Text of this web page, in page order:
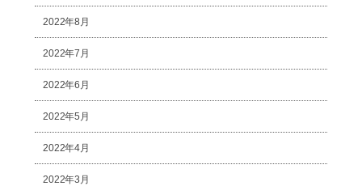
2022年8月
2022年7月
2022年6月
2022年5月
2022年4月
2022年3月